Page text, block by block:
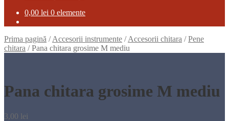
0,00 lei 0 elemente
Prima pagină /Accesorii instrumente /Accesorii chitara /Pene
chitara /Pana chitara grosime M mediu
Pana chitara grosime M mediu
3,00 lei